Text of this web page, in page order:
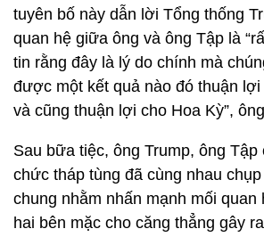
tuyên bố này dẫn lời Tổng thống
quan hệ giữa ông và ông Tập là
tin rằng đây là lý do chính mà
được một kết quả nào đó thuận lợi
và cũng thuận lợi cho Hoa Kỳ”,
Sau bữa tiệc, ông Trump, ông Tập
chức tháp tùng đã cùng nhau
chung nhằm nhấn mạnh mối quan
hai bên mặc cho căng thẳng gây